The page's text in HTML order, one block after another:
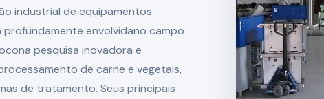
industrial de equipamentos
envolvidano campo
pesquisa inovadora e
de carne e vegetais,
de tratamento. Seus principais